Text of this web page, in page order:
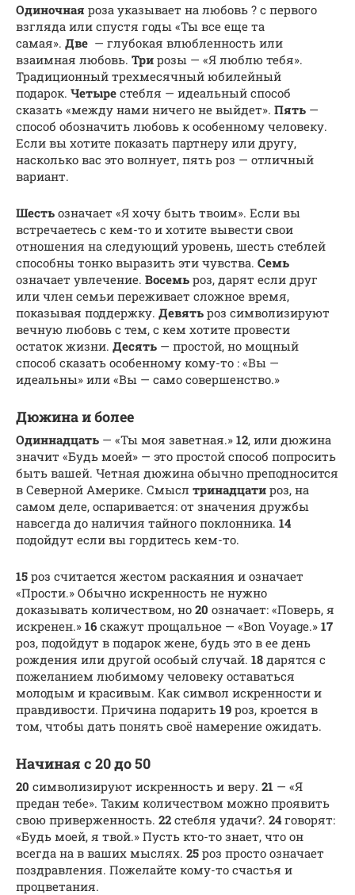
Одиночная роза указывает на любовь ? с первого
взгляда или спустя годы «Ты все еще та
самая». Две — глубокая влюбленность или
взаимная любовь. Три розы — «Я люблю тебя».
Традиционный трехмесячный юбилейный
подарок. Четыре стебля — идеальный способ
сказать «между нами ничего не выйдет». Пять —
способ обозначить любовь к особенному человеку.
Если вы хотите показать партнеру или другу,
насколько вас это волнует, пять роз — отличный
вариант.
Шесть означает «Я хочу быть твоим». Если вы
встречаетесь с кем-то и хотите вывести свои
отношения на следующий уровень, шесть стеблей
способны тонко выразить эти чувства. Семь
означает увлечение. Восемь роз, дарят если друг
или член семьи переживает сложное время,
показывая поддержку. Девять роз символизируют
вечную любовь с тем, с кем хотите провести
остаток жизни. Десять — простой, но мощный
способ сказать особенному кому-то : «Вы —
идеальны» или «Вы — само совершенство.»
Дюжина и более
Одиннадцать — «Ты моя заветная.» 12, или дюжина
значит «Будь моей» — это простой способ попросить
быть вашей. Четная дюжина обычно преподносится
в Северной Америке. Смысл тринадцати роз, на
самом деле, оспаривается: от значения дружбы
навсегда до наличия тайного поклонника. 14
подойдут если вы гордитесь кем-то.
15 роз считается жестом раскаяния и означает
«Прости.» Обычно искренность не нужно
доказывать количеством, но 20 означает: «Поверь, я
искренен.» 16 скажут прощальное — «Bon Voyage.» 17
роз, подойдут в подарок жене, будь это в ее день
рождения или другой особый случай. 18 дарятся с
пожеланием любимому человеку оставаться
молодым и красивым. Как символ искренности и
правдивости. Причина подарить 19 роз, кроется в
том, чтобы дать понять своё намерение ожидать.
Начиная с 20 до 50
20 символизируют искренность и веру. 21 — «Я
предан тебе». Таким количеством можно проявить
свою приверженность. 22 стебля удачи?. 24 говорят:
«Будь моей, я твой.» Пусть кто-то знает, что он
всегда на в ваших мыслях. 25 роз просто означает
поздравления. Пожелайте кому-то счастья и
процветания.